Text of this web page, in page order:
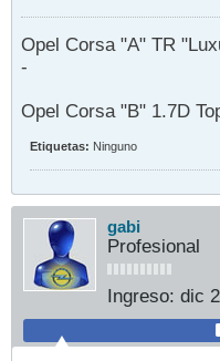
Opel Corsa "A" TR
-
Opel Corsa "B" 1.7D
Etiquetas: Ninguno
gabi
Profesional
Ingreso: dic